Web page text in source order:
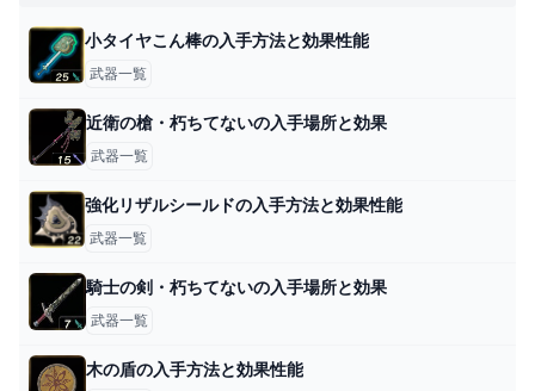
小タイヤこん棒の入手方法と効果性能
武器一覧
近衛の槍・朽ちてないの入手場所と効果
武器一覧
強化リザルシールドの入手方法と効果性能
武器一覧
騎士の剣・朽ちてないの入手場所と効果
武器一覧
木の盾の入手方法と効果性能